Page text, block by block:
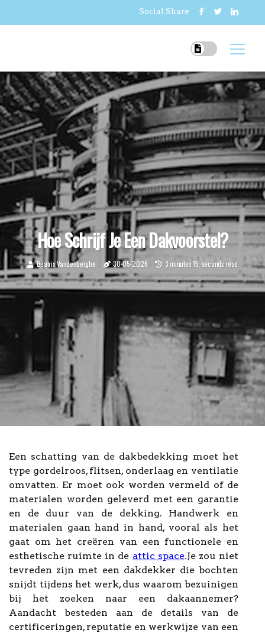
Social Share
Hoe Schrijf Je Een Dakvoorstel?
Beatrix Vandenberghe 30-05-2026 3 minutes 15, seconds read
Een schatting van de dakbedekking moet het
type gordelroos, flitsen, onderlaag en ventilatie
omvatten. Er moet ook worden vermeld of de
materialen worden geleverd met een garantie
en de duur van de dekking. Handwerk en
materialen gaan hand in hand, vooral als het
gaat om het creëren van een functionele en
esthetische ruimte in de attic space.Je zou niet
tevreden zijn met een dakdekker die bochten
snijdt tijdens het werk, dus waarom bezuinigen
bij het zoeken naar een dakaannemer?
Aandacht besteden aan de details van de
certificeringen, reputatie en werkwijze van een